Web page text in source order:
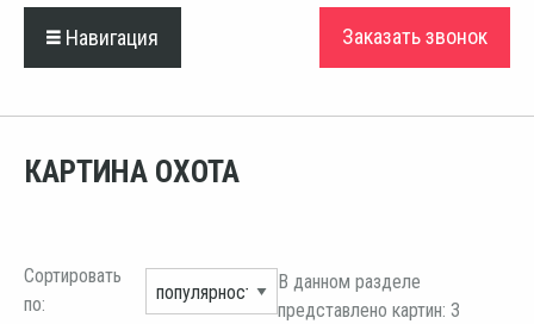
Навигация Заказать звонок
КАРТИНА ОХОТА
Сортировать
по:
В данном разделе
представлено картин: 3